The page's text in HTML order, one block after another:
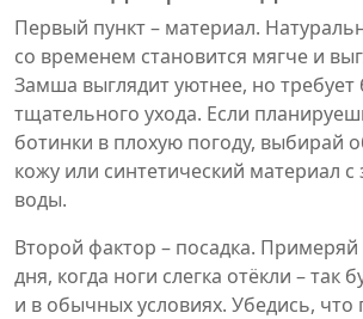
Первый пункт – материал.
со временем становится мягче и
Замша выглядит уютнее, но требует
тщательного ухода. Если
ботинки в плохую погоду, выбирай
кожу или синтетический материал
воды.
Второй фактор – посадка.
дня, когда ноги слегка отёкли – так
и в обычных условиях. Убедись, что